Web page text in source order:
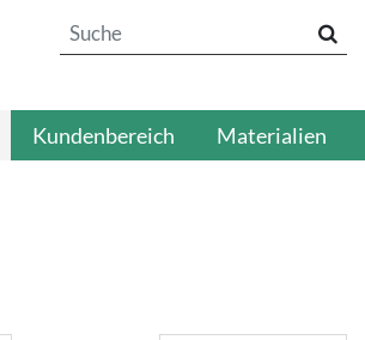
Kundenbereich Materialien